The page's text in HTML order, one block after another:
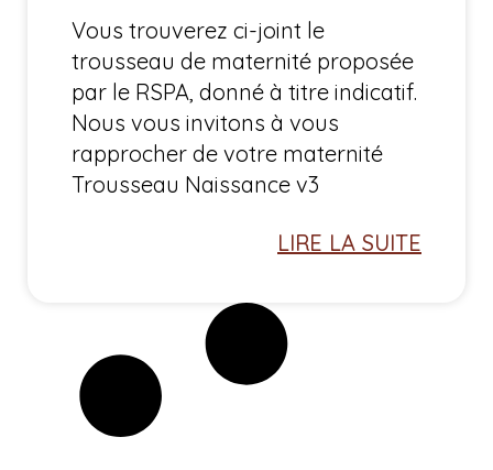
Vous trouverez ci-joint le
trousseau de maternité proposée
par le RSPA, donné à titre indicatif.
Nous vous invitons à vous
rapprocher de votre maternité
Trousseau Naissance v3
LIRE LA SUITE